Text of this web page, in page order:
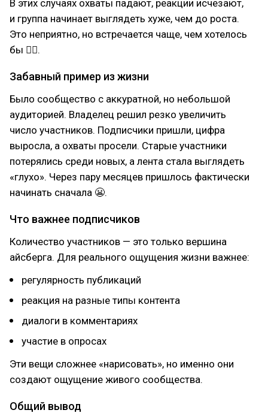
В этих случаях охваты падают, реакции исчезают,
и группа начинает выглядеть хуже, чем до роста.
Это неприятно, но встречается чаще, чем хотелось
бы 🤷‍♂.
Забавный пример из жизни
Было сообщество с аккуратной, но небольшой
аудиторией. Владелец решил резко увеличить
число участников. Подписчики пришли, цифра
выросла, а охваты просели. Старые участники
потерялись среди новых, а лента стала выглядеть
«глухо». Через пару месяцев пришлось фактически
начинать сначала 😬.
Что важнее подписчиков
Количество участников — это только вершина
айсберга. Для реального ощущения жизни важнее:
регулярность публикаций
реакция на разные типы контента
диалоги в комментариях
участие в опросах
Эти вещи сложнее «нарисовать», но именно они
создают ощущение живого сообщества.
Общий вывод